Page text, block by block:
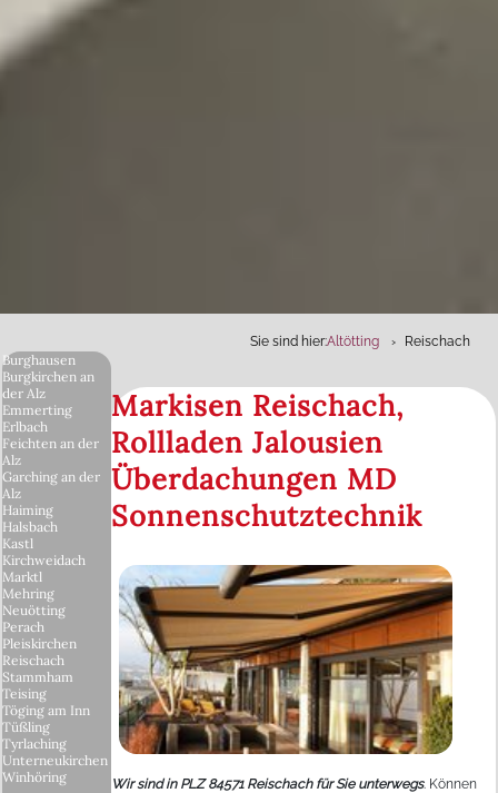
Sie sind hier:Altötting Reischach
Markisen Reischach,
Rollladen Jalousien
Überdachungen MD
Sonnenschutztechnik
Wir sind in PLZ 84571 Reischach für Sie unterwegs. Können
Burghausen
Burgkirchen an
der Alz
Emmerting
Erlbach
Feichten an der
Alz
Garching an der
Alz
Haiming
Halsbach
Kastl
Kirchweidach
Marktl
Mehring
Neuötting
Perach
Pleiskirchen
Reischach
Stammham
Teising
Töging am Inn
Tüßling
Tyrlaching
Unterneukirchen
Winhöring